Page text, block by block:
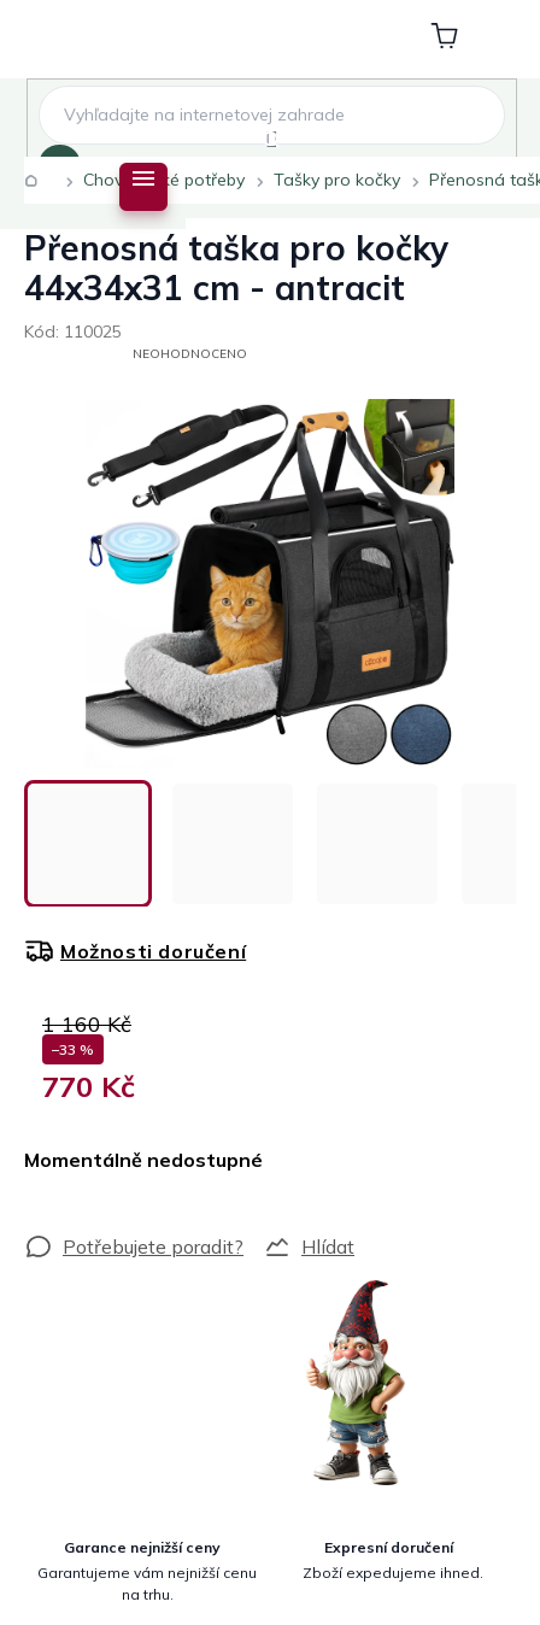
Nákupní
košík
DomůChovatelské potřeby Tašky pro kočky Přenosná
Přenosná taška pro kočky
44x34x31 cm - antracit
Kód: 110025
PRŮMĚRNÉ
HVĚZDIČEK.
NEOHODNOCENO
1 160 Kč
–33 %
770 Kč
Momentálně nedostupné
Možnosti doručení
Hlídat
Garance nejnižší ceny
Garantujeme vám nejnižší cenu
na trhu.
Expresní doručení
Zboží expedujeme ihned.